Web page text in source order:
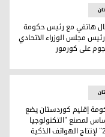
رئيس مجلس
هاتفي مع رئيس حكومة
مجلس الوزراء الاتحادي
على كورمور
إقليم كوردستان يضع
لمصنع "التكنولوجيا
الذهبية 2" لإنتاج الهواتف الذكية